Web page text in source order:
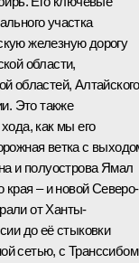
участка
железную дорогу
области,
областей, Алтайского
Это также
как мы его
ветка с
и полуострова Ямал
края – и новой Северо-
от Ханты-
до её стыковки
сетью, с Транссибом